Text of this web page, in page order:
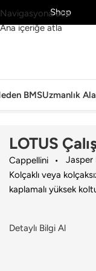
Navigasyona atla
Ana içeriğe atla
KeşfetShop
BMSUzmanlık
Ana Sayfa›Ofis›
LOTUS
Cappellini Jasper
Kolçaklı veya
kaplamalı yüksek
Detaylı Bilgi Al